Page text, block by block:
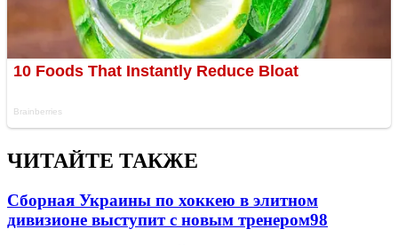
ЧИТАЙТЕ ТАКЖЕ
Сборная Украины по хоккею в элитном
дивизионе выступит с новым тренером98